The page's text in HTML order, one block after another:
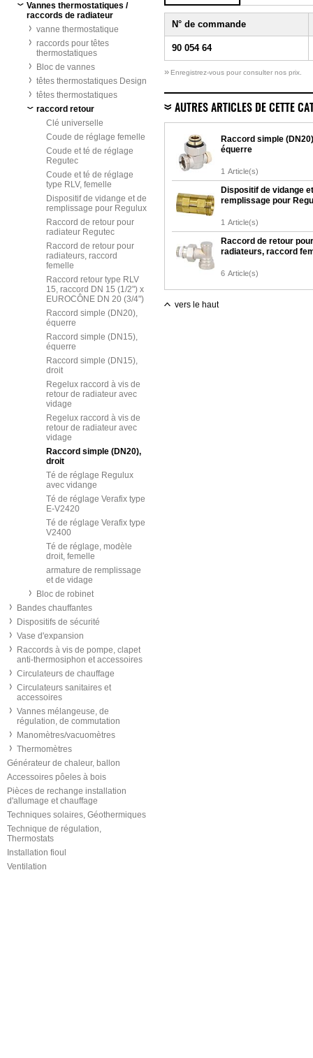
Vannes thermostatiques /
raccords de radiateur
vanne thermostatique
raccords pour têtes
thermostatiques
Bloc de vannes
têtes thermostatiques Design
têtes thermostatiques
raccord retour
Clé universelle
Coude de réglage femelle
Coude et té de réglage
Regutec
Coude et té de réglage
type RLV, femelle
Dispositif de vidange et de
remplissage pour Regulux
Raccord de retour pour
radiateur Regutec
Raccord de retour pour
radiateurs, raccord
femelle
Raccord retour type RLV
15, raccord DN 15 (1/2") x
EUROCÔNE DN 20 (3/4")
Raccord simple (DN20),
équerre
Raccord simple (DN15),
équerre
Raccord simple (DN15),
droit
Regelux raccord à vis de
retour de radiateur avec
vidage
Regelux raccord à vis de
retour de radiateur avec
vidage
Raccord simple (DN20),
droit
Té de réglage Regulux
avec vidange
Té de réglage Verafix type
E-V2420
Té de réglage Verafix type
V2400
Té de réglage, modèle
droit, femelle
armature de remplissage
et de vidage
Bloc de robinet
Bandes chauffantes
Dispositifs de sécurité
Vase d'expansion
Raccords à vis de pompe, clapet
anti-thermosiphon et accessoires
Circulateurs de chauffage
Circulateurs sanitaires et
accessoires
Vannes mélangeuse, de
régulation, de commutation
Manomètres/vacuomètres
Thermomètres
Générateur de chaleur, ballon
Accessoires pôeles à bois
Pièces de rechange installation
d'allumage et chauffage
Techniques solaires, Géothermiques
Technique de régulation,
Thermostats
Installation fioul
Ventilation
N° de commande
90 054 64
» Enregistrez-vous pour consulter nos prix.
AUTRES ARTICLES DE CETTE
Raccord simple
équerre
1 Article(s)
Dispositif de vidange
remplissage pour
1 Article(s)
Raccord de retour pour
radiateurs, raccord
6 Article(s)
vers le haut